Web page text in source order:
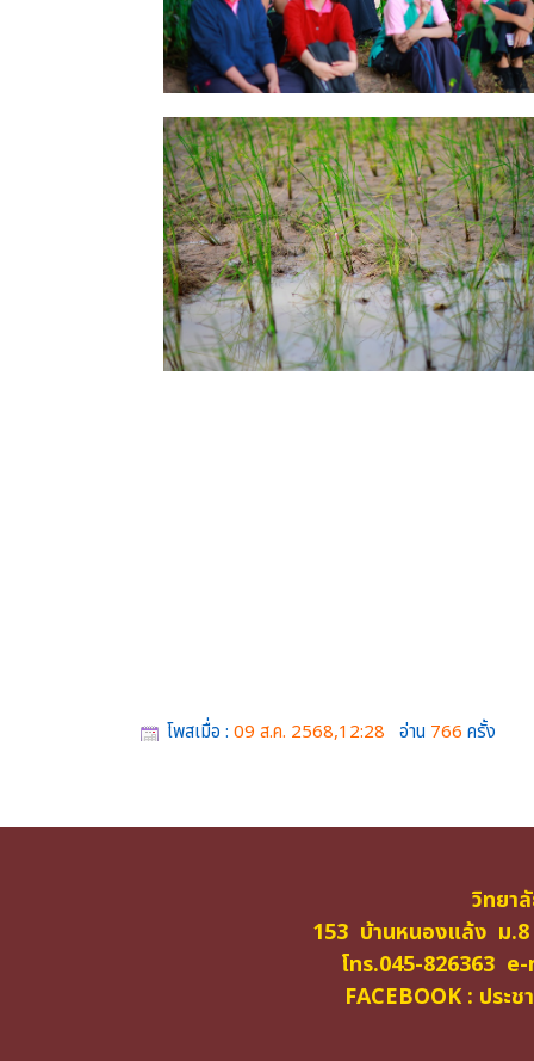
โพสเมื่อ : 09 ส.ค. 2568,12:28 อ่าน 766 ครั้ง
วิทยา
153 บ้านหนองแล้ง ม
โทร.045-826363
FACEBOOK : ประ